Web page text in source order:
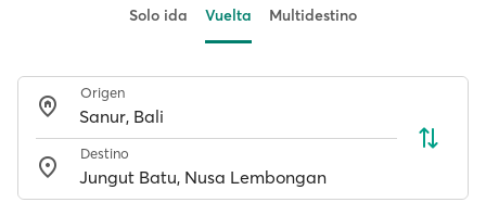
Solo ida Vuelta Multidestino
Origen
Destino